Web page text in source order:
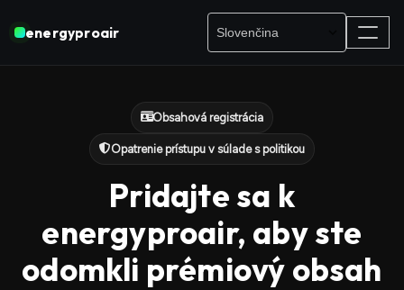
energyproair
Obsahová registrácia
Opatrenie prístupu v súlade s politikou
Pridajte sa k
energyproair, aby ste
odomkli prémiový obsah